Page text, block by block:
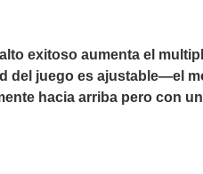
exitoso aumenta el
del juego es ajustable—el
hacia arriba pero con